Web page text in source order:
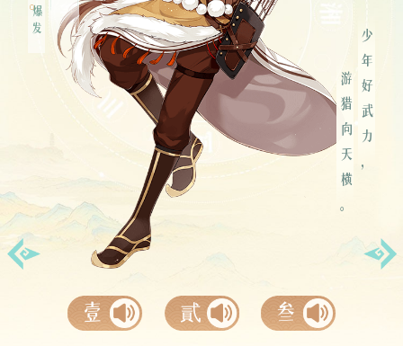
视听典藏
IP衍生
空桑寄语
爆发
少年好武力，
游猎向天横。
壹 貳
叁